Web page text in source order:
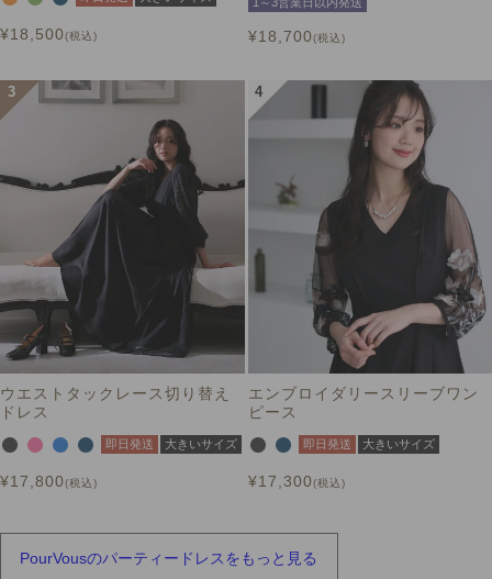
¥18,500 税込 ¥18,700 税込
ウエストタックレース切り替え
ドレス
即日発送 大きいサイズ
¥17,800 税込
エンブロイダリースリーブワン
ピース
即日発送 大きいサイズ
¥17,300 税込
PourVousのパーティードレスをもっと見る